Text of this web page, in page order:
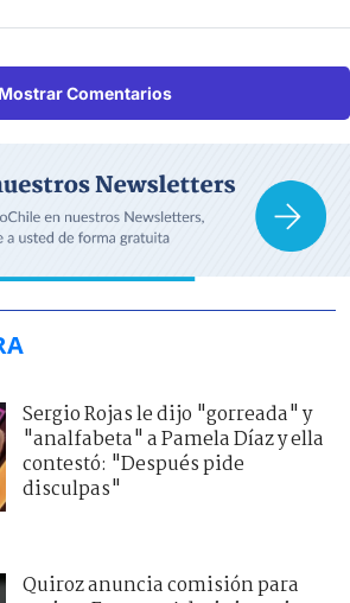
Mostrar Comentarios
Sergio Rojas le dijo "gorreada" y
"analfabeta" a Pamela Díaz y ella
contestó: "Después pide
disculpas"
Quiroz anuncia comisión para